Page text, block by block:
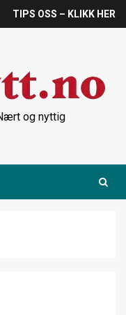
TIPS OSS – KLIKK HER
og nyttig